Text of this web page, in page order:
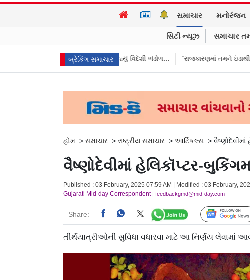
સમાચાર મનોરંજન
સિટી ન્યૂઝ સમાચાર
બ્રેકિંગ સમાચાર
ભારતે આપ્યો જવાબ, કહ્યું વિદેશી ભંડોળ… “રાજકારણમાં તમને ઇંડાથી ડર લાગે
હોમ > સમાચાર > રાષ્ટ્રીય સમાચાર > આર્ટિકલ્સ >
વૈષ્ણોદેવીમાં હેલિકૉપ્ટર-
Published : 03 February, 2025 07:59 AM | Modified : 03 February,
Gujarati Mid-day Correspondent| feedbackgmd@mid-day.com
Share: Follow Us
તીર્થયાત્રીઓની સુવિધા વધારવા માટે આ નિર્ણય લેવામાં